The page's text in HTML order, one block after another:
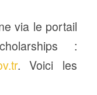
via le portail
:
. Voici les